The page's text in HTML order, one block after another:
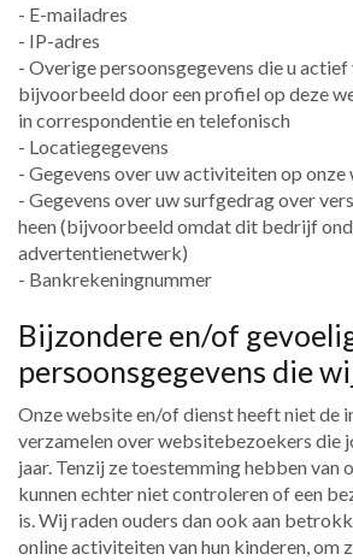
- E-mailadres
- IP-adres
- Overige persoonsgegevens die u
bijvoorbeeld door een profiel op deze
in correspondentie en telefonisch
- Locatiegegevens
- Gegevens over uw activiteiten op onze
- Gegevens over uw surfgedrag over
heen (bijvoorbeeld omdat dit bedrijf
advertentienetwerk)
- Bankrekeningnummer
Bijzondere en/of
persoonsgegevens die
Onze website en/of dienst heeft niet de
verzamelen over websitebezoekers die
jaar. Tenzij ze toestemming hebben van
kunnen echter niet controleren of een
is. Wij raden ouders dan ook aan
online activiteiten van hun kinderen, om